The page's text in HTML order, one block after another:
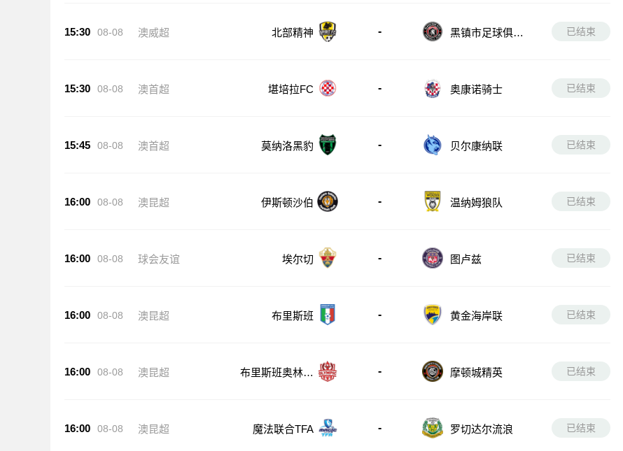
15:30 08-08 澳威超 北部精神 -
黑镇市足球俱乐
已结束
15:30 08-08 澳首超 堪培拉FC - 奥康诺骑士 已结束
15:45 08-08 澳首超 莫纳洛黑豹 - 贝尔康纳联 已结束
16:00 08-08 澳昆超 伊斯顿沙伯 - 温纳姆狼队 已结束
16:00 08-08 球会友谊 埃尔切 - 图卢兹 已结束
16:00 08-08 澳昆超 布里斯班 - 黄金海岸联 已结束
16:00 08-08 澳昆超
布里斯班奥林匹
- 摩顿城精英 已结束
16:00 08-08 澳昆超 魔法联合TFA - 罗切达尔流浪 已结束